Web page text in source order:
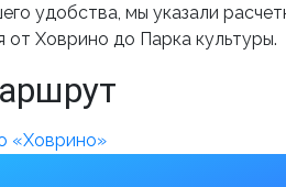
удобства, мы указали
от Ховрино до Парка культуры.
«Ховрино»